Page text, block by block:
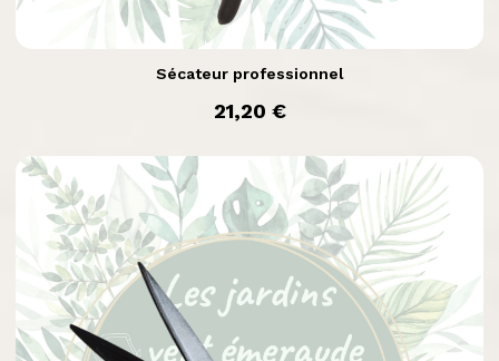
Aperçu rapide
Sécateur professionnel
prix
21,20 €